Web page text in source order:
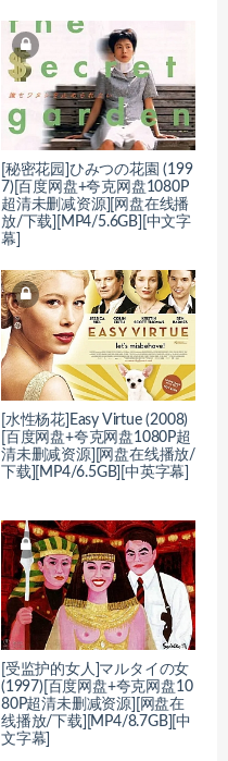
[秘密花园]ひみつの花園 (199
7)[百度网盘+夸克网盘1080P
超清未删减资源][网盘在线播
放/下载][MP4/5.6GB][中文字
幕]
[水性杨花]Easy Virtue (2008)
[百度网盘+夸克网盘1080P超
清未删减资源][网盘在线播放/
下载][MP4/6.5GB][中英字幕]
[受监护的女人]マルタイの女
(1997)[百度网盘+夸克网盘10
80P超清未删减资源][网盘在
线播放/下载][MP4/8.7GB][中
文字幕]